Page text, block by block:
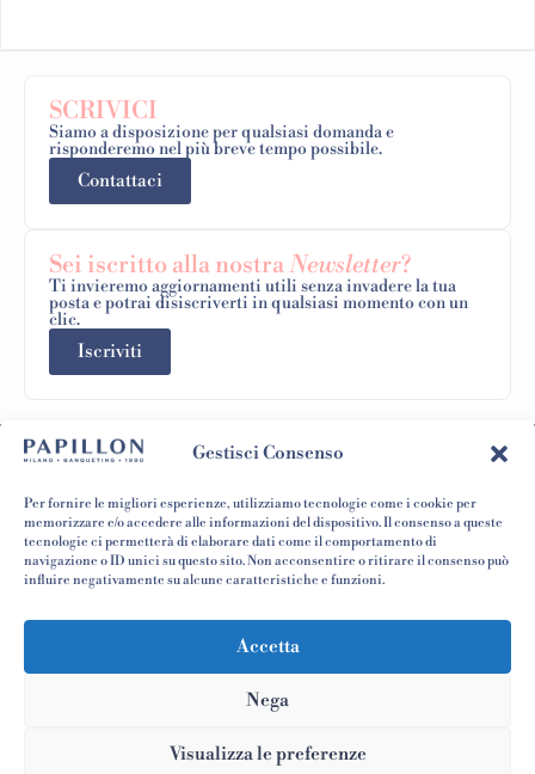
Gestisci Consenso
Per fornire le migliori esperienze, utilizziamo tecnologie come i cookie per
memorizzare e/o accedere alle informazioni del dispositivo. Il consenso a queste
tecnologie ci permetterà di elaborare dati come il comportamento di
navigazione o ID unici su questo sito. Non acconsentire o ritirare il consenso può
influire negativamente su alcune caratteristiche e funzioni.
Accetta
Nega
Visualizza le preferenze
Sei iscritto alla nostraNewsletter?
Ti invieremo aggiornamenti utili senza invadere la tua
posta e potrai disiscriverti in qualsiasi momento con un
clic.
Iscriviti
SCRIVICI
Siamo a disposizione per qualsiasi domanda e
risponderemo nel più breve tempo possibile.
Contattaci
BLOG NEWS
AREA STAMPA
LAVORA CON NOI
CONTATTI
© 2026 - Papillon Milano 1990 Srl